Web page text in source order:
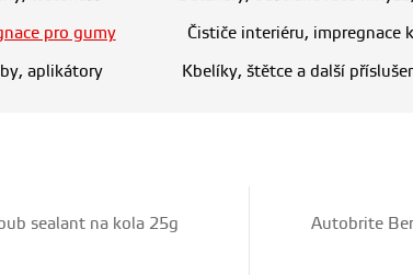
pro gumy
Čističe interiéru, impregnace
aplikátory
Kbelíky, štětce a další
sealant na kola 25g
Autobrite